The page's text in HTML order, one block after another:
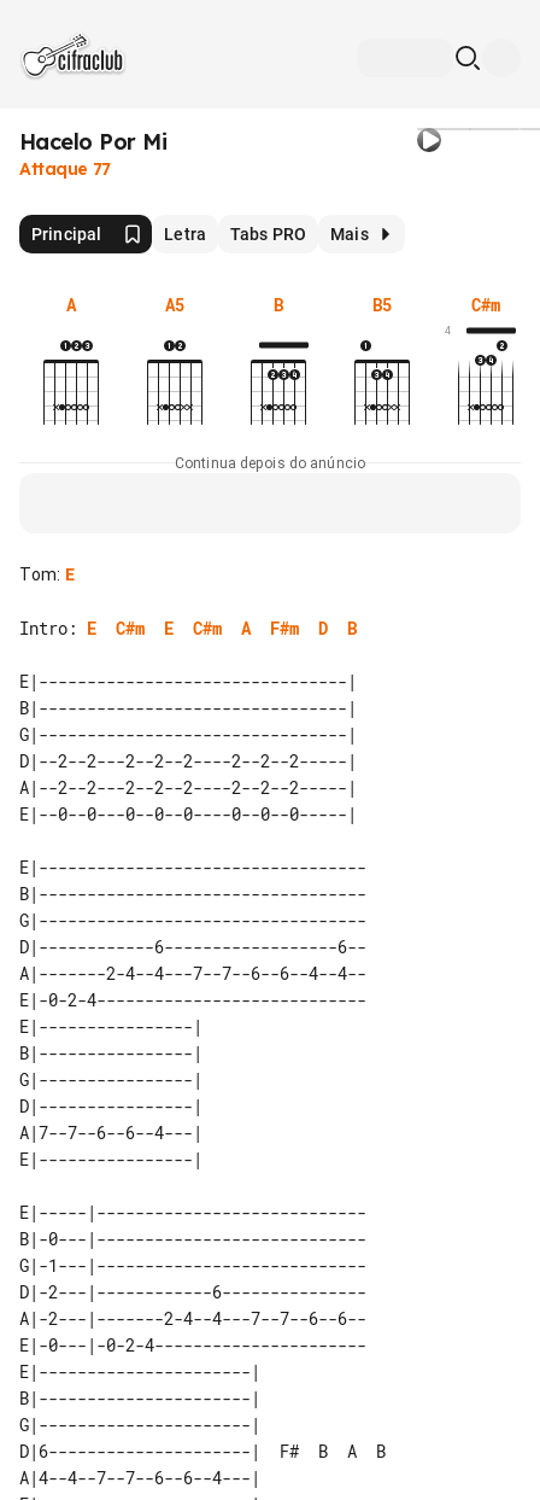
Hacelo Por Mi
Attaque 77
Principal Letra Tabs PRO Mais
A A5 B B5 C#m
4
Continua depois do anúncio
Tom: E
Intro: E C#m E C#m A F#m D B
E|--------------------------------|
B|--------------------------------|
G|--------------------------------|
D|--2--2---2--2--2----2--2--2-----|
A|--2--2---2--2--2----2--2--2-----|
E|----------------------------------
B|----------------------------------
G|----------------------------------
D|------------6------------------6--
A|-------2-4--4---7--7--6--6--4--4--
E|-0-2-4----------------------------
E|----------------|
B|----------------|
G|----------------|
D|----------------|
A|7--7--6--6--4---|
E|-----|----------------------------
B|-0---|----------------------------
G|-1---|----------------------------
D|-2---|------------6---------------
A|-2---|-------2-4--4---7--7--6--6--
E|-0---|-0-2-4----------------------
E|----------------------|
B|----------------------|
G|----------------------|
D|6---------------------|  F#  B  A  B
A|4--4--7--7--6--6--4---|